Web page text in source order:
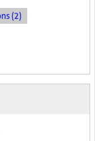
(2)